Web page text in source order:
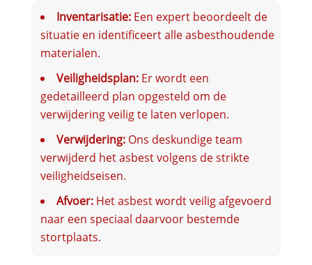
Inventarisatie:Een expert beoordeelt de
situatie en identificeert alle asbesthoudende
materialen.
Veiligheidsplan:Er wordt een
gedetailleerd plan opgesteld om de
verwijdering veilig te laten verlopen.
Verwijdering:Ons deskundige team
verwijderd het asbest volgens de strikte
veiligheidseisen.
Afvoer:Het asbest wordt veilig afgevoerd
naar een speciaal daarvoor bestemde
stortplaats.